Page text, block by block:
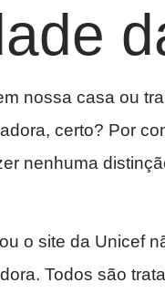
nossa casa ou
certo? Por
nenhuma
o site da Unicef
Todos são